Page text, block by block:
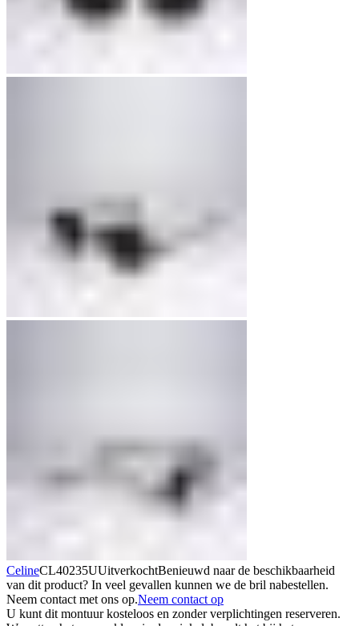
CelineCL40235UUitverkochtBenieuwd naar de beschikbaarheid
van dit product? In veel gevallen kunnen we de bril nabestellen.
Neem contact met ons op.Neem contact op
U kunt dit montuur kosteloos en zonder verplichtingen reserveren.